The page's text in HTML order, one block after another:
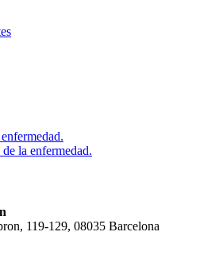
la enfermedad.
119-129, 08035 Barcelona